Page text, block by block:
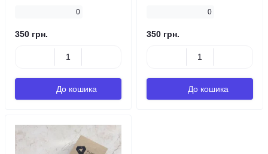
0
350 грн.
До кошика
0
350 грн.
До кошика